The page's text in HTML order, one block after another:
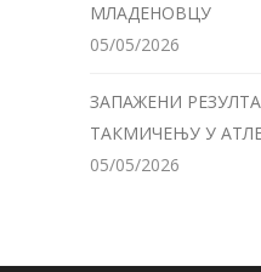
МЛАДЕНОВЦУ
05/05/2026
ЗАПАЖЕНИ
ТАКМИЧЕЊУ У
05/05/2026